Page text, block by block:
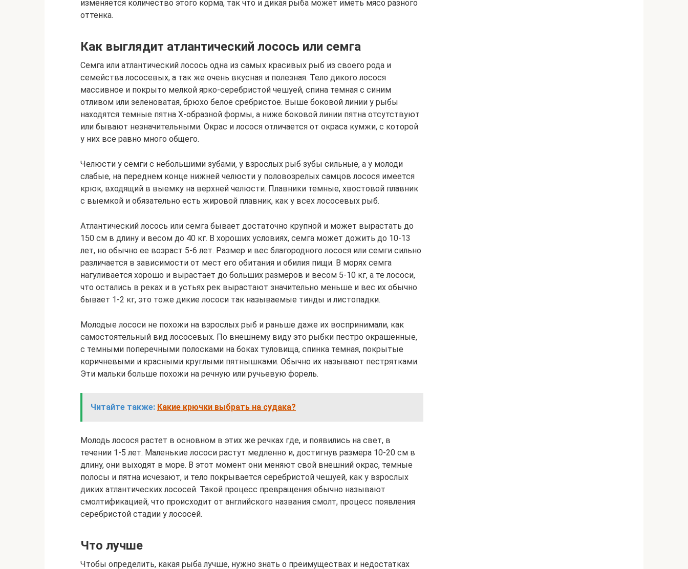
изменяется количество этого корма, так что и дикая рыба может иметь мясо разного
оттенка.
Как выглядит атлантический лосось или семга
Семга или атлантический лосось одна из самых красивых рыб из своего рода и
семейства лососевых, а так же очень вкусная и полезная. Тело дикого лосося
массивное и покрыто мелкой ярко-серебристой чешуей, спина темная с синим
отливом или зеленоватая, брюхо белое сребристое. Выше боковой линии у рыбы
находятся темные пятна Х-образной формы, а ниже боковой линии пятна отсутствуют
или бывают незначительными. Окрас и лосося отличается от окраса кумжи, с которой
у них все равно много общего.
Челюсти у семги с небольшими зубами, у взрослых рыб зубы сильные, а у молоди
слабые, на переднем конце нижней челюсти у половозрелых самцов лосося имеется
крюк, входящий в выемку на верхней челюсти. Плавники темные, хвостовой плавник
с выемкой и обязательно есть жировой плавник, как у всех лососевых рыб.
Атлантический лосось или семга бывает достаточно крупной и может вырастать до
150 см в длину и весом до 40 кг. В хороших условиях, семга может дожить до 10-13
лет, но обычно ее возраст 5-6 лет. Размер и вес благородного лосося или семги сильно
различается в зависимости от мест его обитания и обилия пищи. В морях семга
нагуливается хорошо и вырастает до больших размеров и весом 5-10 кг, а те лососи,
что остались в реках и в устьях рек вырастают значительно меньше и вес их обычно
бывает 1-2 кг, это тоже дикие лососи так называемые тинды и листопадки.
Молодые лососи не похожи на взрослых рыб и раньше даже их воспринимали, как
самостоятельный вид лососевых. По внешнему виду это рыбки пестро окрашенные,
с темными поперечными полосками на боках туловища, спинка темная, покрытые
коричневыми и красными круглыми пятнышками. Обычно их называют пестрятками.
Эти мальки больше похожи на речную или ручьевую форель.
Читайте также: Какие крючки выбрать на судака?
Молодь лосося растет в основном в этих же речках где, и появились на свет, в
течении 1-5 лет. Маленькие лососи растут медленно и, достигнув размера 10-20 см в
длину, они выходят в море. В этот момент они меняют свой внешний окрас, темные
полосы и пятна исчезают, и тело покрывается серебристой чешуей, как у взрослых
диких атлантических лососей. Такой процесс превращения обычно называют
смолтификацией, что происходит от английского названия смолт, процесс появления
серебристой стадии у лососей.
Что лучше
Чтобы определить, какая рыба лучше, нужно знать о преимуществах и недостатках